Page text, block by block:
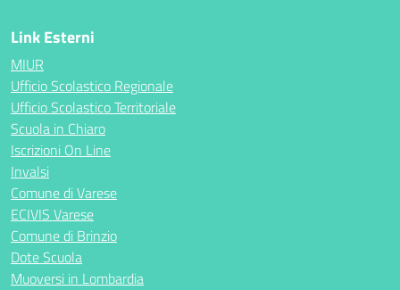
Link Esterni
MIUR
Ufficio Scolastico Regionale
Ufficio Scolastico Territoriale
Scuola in Chiaro
Iscrizioni On Line
Invalsi
Comune di Varese
ECIVIS Varese
Comune di Brinzio
Dote Scuola
Muoversi in Lombardia